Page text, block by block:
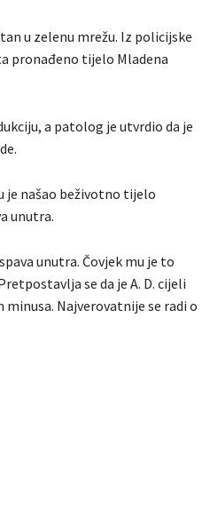
u zelenu mrežu. Iz policijske
pronađeno tijelo Mladena
a patolog je utvrdio da je
je našao beživotno tijelo
unutra.
unutra. Čovjek mu je to
se da je A. D. cijeli
Najverovatnije se radi o